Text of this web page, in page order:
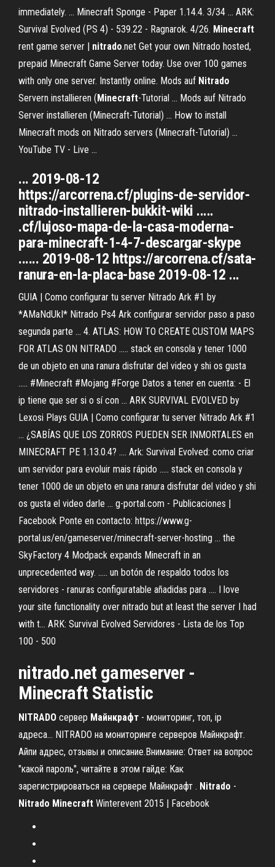
immediately. ... Minecraft Sponge - Paper 1.14.4. 3/34 ... ARK:
Survival Evolved (PS 4) - 539.22 - Ragnarok. 4/26. Minecraft
rent game server | nitrado.net Get your own Nitrado hosted,
prepaid Minecraft Game Server today. Use over 100 games
with only one server. Instantly online. Mods auf Nitrado
Servern installieren (Minecraft-Tutorial ... Mods auf Nitrado
Server installieren (Minecraft-Tutorial) ... How to install
Minecraft mods on Nitrado servers (Minecraft-Tutorial) ...
YouTube TV - Live ...
... 2019-08-12
https://arcorrena.cf/plugins-de-servidor-
nitrado-installieren-bukkit-wiki .....
.cf/lujoso-mapa-de-la-casa-moderna-
para-minecraft-1-4-7-descargar-skype
...... 2019-08-12 https://arcorrena.cf/sata-
ranura-en-la-placa-base 2019-08-12 ...
GUIA | Como configurar tu server Nitrado Ark #1 by
*AMaNdUkI* Nitrado Ps4 Ark configurar servidor paso a paso
segunda parte ... 4. ATLAS: HOW TO CREATE CUSTOM MAPS
FOR ATLAS ON NITRADO ..... stack en consola y tener 1000
de un objeto en una ranura disfrutar del video y shi os gusta
..... #Minecraft #Mojang #Forge Datos a tener en cuenta: - El
ip tiene que ser si o sí con ... ARK SURVIVAL EVOLVED by
Lexosi Plays GUIA | Como configurar tu server Nitrado Ark #1
... ¿SABÍAS QUE LOS ZORROS PUEDEN SER INMORTALES en
MINECRAFT PE 1.13.0.4? .... Ark: Survival Evolved: como criar
um servidor para evoluir mais rápido ..... stack en consola y
tener 1000 de un objeto en una ranura disfrutar del video y shi
os gusta el video darle ... g-portal.com - Publicaciones |
Facebook Ponte en contacto: https://www.g-
portal.us/en/gameserver/minecraft-server-hosting ... the
SkyFactory 4 Modpack expands Minecraft in an
unprecedented way. ..... un botón de respaldo todos los
servidores - ranuras configuratable añadidas para .... I love
your site functionality over nitrado but at least the server I had
with t… ARK: Survival Evolved Servidores - Lista de los Top
100 - 500
nitrado.net gameserver -
Minecraft Statistic
NITRADO сервер Майнкрафт - мониторинг, топ, ip
адреса... NITRADO на мониторинге серверов Майнкрафт.
Айпи адрес, отзывы и описание.Внимание: Ответ на вопрос
"какой пароль", читайте в этом гайде: Как
зарегистрироваться на сервере Майнкрафт . Nitrado -
Nitrado Minecraft Winterevent 2015 | Facebook